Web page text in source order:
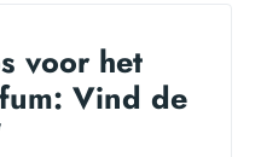
voor het
Vind de